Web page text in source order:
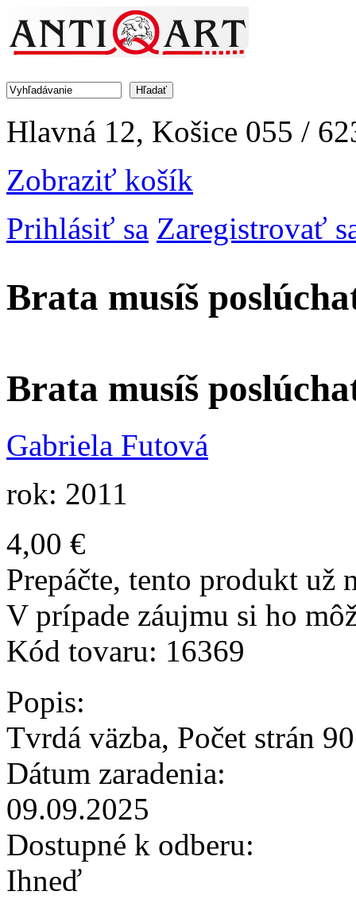
Vyhľadávanie
Hlavná 12, Košice 055 /
Zobraziť košík
Prihlásiť sa Zaregistrovať
Brata musíš
Brata musíš
Gabriela Futová
rok: 2011
4,00 €
Prepáčte, tento produkt už
V prípade záujmu si ho
Kód tovaru: 16369
Popis:
Tvrdá väzba, Počet strán 90
Dátum zaradenia:
09.09.2025
Dostupné k odberu:
Ihneď